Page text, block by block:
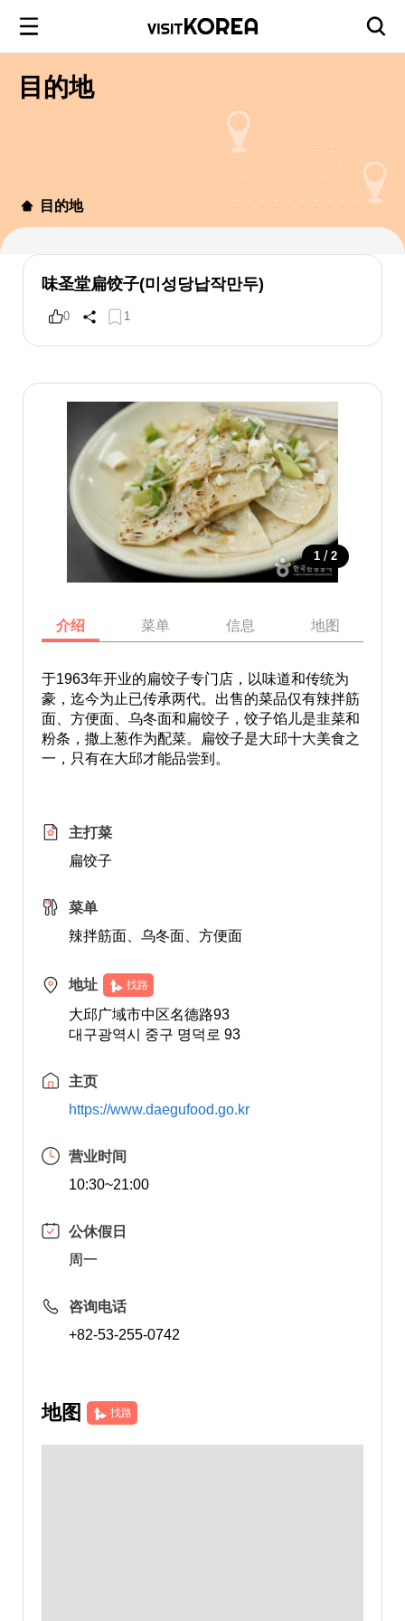
目的地
目的地
味圣堂扁饺子(미성당납작만두)
0 1
1 / 2
介绍 菜单 信息 地图
于1963年开业的扁饺子专门店，以味道和传统为
豪，迄今为止已传承两代。出售的菜品仅有辣拌筋
面、方便面、乌冬面和扁饺子，饺子馅儿是韭菜和
粉条，撒上葱作为配菜。扁饺子是大邱十大美食之
一，只有在大邱才能品尝到。
主打菜
扁饺子
菜单
辣拌筋面、乌冬面、方便面
地址 找路
大邱广域市中区名德路93
대구광역시 중구 명덕로 93
主页
https://www.daegufood.go.kr
营业时间
10:30~21:00
公休假日
周一
咨询电话
+82-53-255-0742
地图 找路